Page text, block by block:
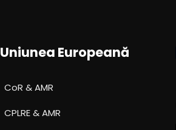
Uniunea Europeană
CoR & AMR
CPLRE & AMR